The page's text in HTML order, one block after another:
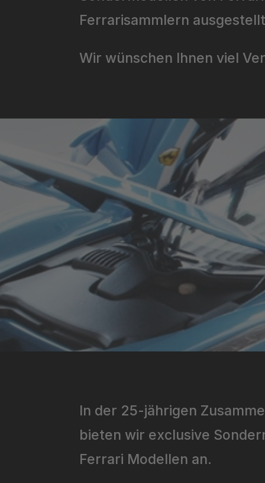
Ferrarisammlern
Wir wünschen Ihnen viel
In der 25-jährigen
bieten wir exclusive
Ferrari Modellen an.